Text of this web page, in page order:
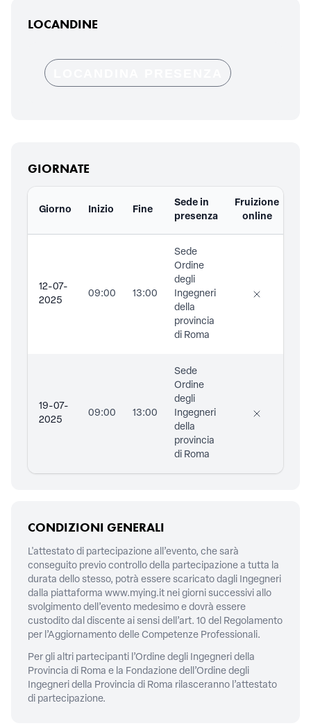
LOCANDINE
GIORNATE
Giorno Inizio Fine
Sede in
presenza
Fruizione
online
12-07-
2025
09:00 13:00
Sede
Ordine
degli
Ingegneri
della
provincia
di Roma
19-07-
2025
09:00 13:00
Sede
Ordine
degli
Ingegneri
della
provincia
di Roma
CONDIZIONI GENERALI
L'attestato di partecipazione all’evento, che sarà
conseguito previo controllo della partecipazione a tutta la
durata dello stesso, potrà essere scaricato dagli Ingegneri
dalla piattaforma www.mying.it nei giorni successivi allo
svolgimento dell’evento medesimo e dovrà essere
custodito dal discente ai sensi dell’art. 10 del Regolamento
per l’Aggiornamento delle Competenze Professionali.
Per gli altri partecipanti l’Ordine degli Ingegneri della
Provincia di Roma e la Fondazione dell’Ordine degli
Ingegneri della Provincia di Roma rilasceranno l’attestato
di partecipazione.